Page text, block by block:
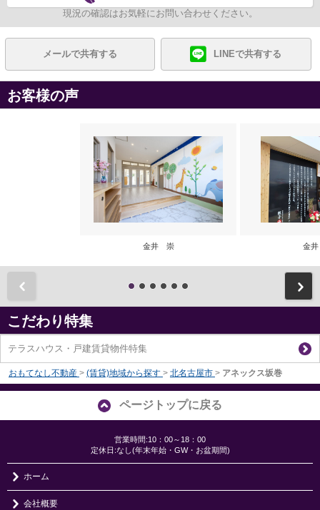
現況の確認はお気軽にお問い合わせください。
メールで共有する LINEで共有する
お客様の声
金井 崇 金
こだわり特集
テラスハウス・戸建賃貸物件特集
おもてなし不動産 > (賃貸)地域から探す > 北名古屋市 > アネックス坂巻
ページトップに戻る
営業時間:10：00～18：00
定休日:なし(年末年始・GW・お盆期間)
ホーム
会社概要